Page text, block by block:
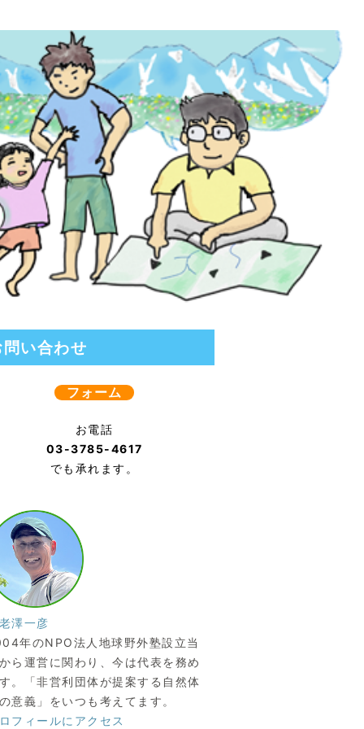
問い合わせ
フォーム
お電話
03-3785-4617
でも承れます。
澤一彦
年のNPO法人地球野外塾設立当
ら運営に関わり、今は代表を務め
。「非営利団体が提案する自然体
意義」をいつも考えてます。
フィールにアクセス